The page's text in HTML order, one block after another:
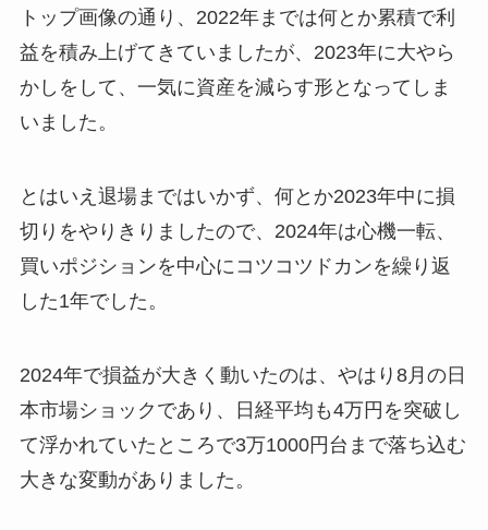
トップ画像の通り、2022年までは何とか累積で利
益を積み上げてきていましたが、2023年に大やら
かしをして、一気に資産を減らす形となってしま
いました。
とはいえ退場まではいかず、何とか2023年中に損
切りをやりきりましたので、2024年は心機一転、
買いポジションを中心にコツコツドカンを繰り返
した1年でした。
2024年で損益が大きく動いたのは、やはり8月の日
本市場ショックであり、日経平均も4万円を突破し
て浮かれていたところで3万1000円台まで落ち込む
大きな変動がありました。